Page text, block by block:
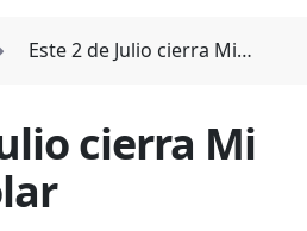
Este 2 de Julio cierra Mi
cierra Mi